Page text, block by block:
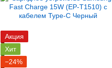
Акция
Хит
−24%